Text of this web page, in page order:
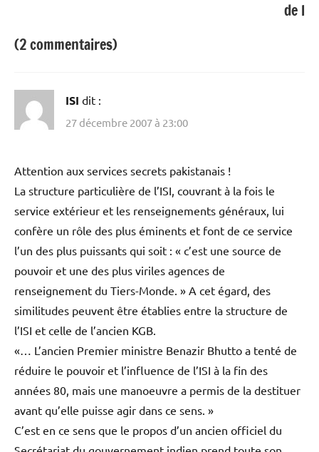
de l
(2 commentaires)
ISI dit :
27 décembre 2007 à 23:00
Attention aux services secrets pakistanais !
La structure particulière de l’ISI, couvrant à la fois le
service extérieur et les renseignements généraux, lui
confère un rôle des plus éminents et font de ce service
l’un des plus puissants qui soit : « c’est une source de
pouvoir et une des plus viriles agences de
renseignement du Tiers-Monde. » A cet égard, des
similitudes peuvent être établies entre la structure de
l’ISI et celle de l’ancien KGB.
«… L’ancien Premier ministre Benazir Bhutto a tenté de
réduire le pouvoir et l’influence de l’ISI à la fin des
années 80, mais une manoeuvre a permis de la destituer
avant qu’elle puisse agir dans ce sens. »
C’est en ce sens que le propos d’un ancien officiel du